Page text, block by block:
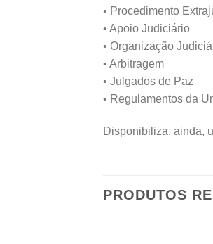
• Procedimento
• Apoio Judiciário
• Organização
• Arbitragem
• Julgados de Paz
• Regulamentos da
Disponibiliza, ainda,
PRODUTOS